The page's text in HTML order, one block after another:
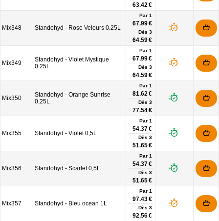
63.42 €
Mix348 Standohyd - Rose Velours 0.25L
Par 1
67.99 €
Dès 3
64.59 €
Mix349
Standohyd - Violet Mystique
0.25L
Par 1
67.99 €
Dès 3
64.59 €
Mix350
Standohyd - Orange Sunrise
0,25L
Par 1
81.62 €
Dès 3
77.54 €
Mix355 Standohyd - Violet 0,5L
Par 1
54.37 €
Dès 3
51.65 €
Mix356 Standohyd - Scarlet 0,5L
Par 1
54.37 €
Dès 3
51.65 €
Mix357 Standohyd - Bleu ocean 1L
Par 1
97.43 €
Dès 3
92.56 €